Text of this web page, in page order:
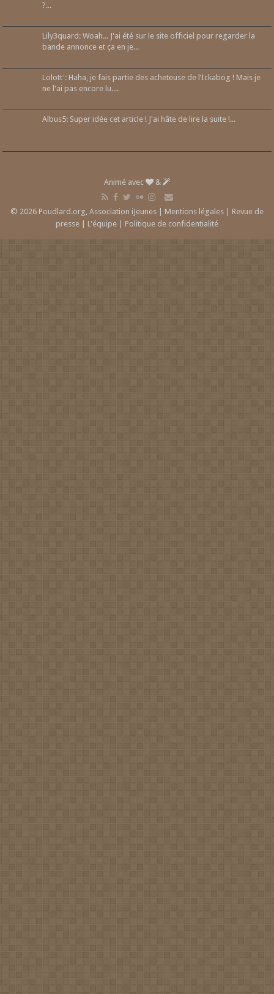
?...
Lily3quard: Woah... J'ai été sur le site officiel pour regarder la
bande annonce et ça en je...
Lolott': Haha, je fais partie des acheteuse de l’Ickabog ! Mais je
ne l'ai pas encore lu....
Albus5: Super idée cet article ! J'ai hâte de lire la suite !...
Animé avec &
© 2026 Poudlard.org, Association iJeunes | Mentions légales
Revue de
presse
L'équipe Politique de confidentialité